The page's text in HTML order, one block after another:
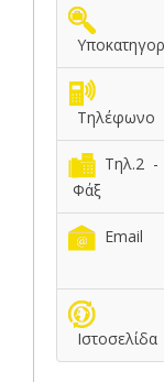
Τηλέφωνο
Τηλ.2 -
Φάξ
Email
Ιστοσελίδα